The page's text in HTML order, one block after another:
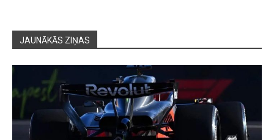
JAUNĀKĀS ZIŅAS